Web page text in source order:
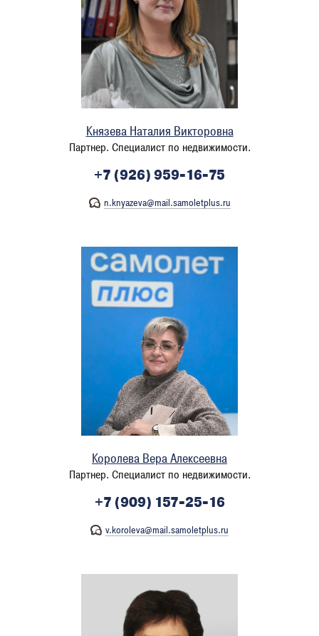
Князева Наталия Викторовна
Партнер. Специалист по недвижимости.
+7 (926) 959-16-75
n.knyazeva@mail.samoletplus.ru
Королева Вера Алексеевна
Партнер. Специалист по недвижимости.
+7 (909) 157-25-16
v.koroleva@mail.samoletplus.ru